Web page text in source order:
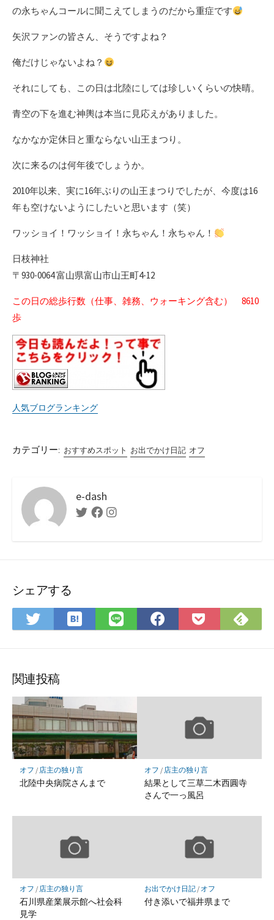
の永ちゃんコールに聞こえてしまうのだから重症です
矢沢ファンの皆さん、そうですよね？
俺だけじゃないよね？
それにしても、この日は北陸にしては珍しいくらいの快晴。
青空の下を進む神輿は本当に見応えがありました。
なかなか定休日と重ならない山王まつり。
次に来るのは何年後でしょうか。
2010年以来、実に16年ぶりの山王まつりでしたが、今度は16
年も空けないようにしたいと思います（笑）
ワッショイ！ワッショイ！永ちゃん！永ちゃん！
日枝神社
〒930-0064 富山県富山市山王町4-12
この日の総歩行数（仕事、雑務、ウォーキング含む） 8610
歩
人気ブログランキング
カテゴリー: おすすめスポット お出でかけ日記 オフ
e-dash
TwitterFacebookInstagram
シェアする
Twitter
で
ア
は
て
マ
ー
ク
に
保
存
LINE
で
Facebook
で
Pocket
に
で
関連投稿
オフ / 店主の独り言
北陸中央病院さんまで
オフ / 店主の独り言
結果として三草二木西圓寺
さんで一っ風呂
オフ / 店主の独り言
石川県産業展示館へ社会科
見学
お出でかけ日記/ オフ
付き添いで福井県まで